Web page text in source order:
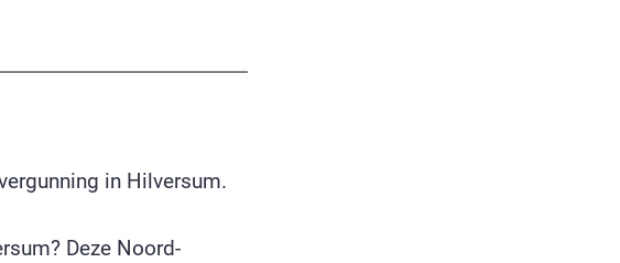
in Hilversum.
Deze Noord-